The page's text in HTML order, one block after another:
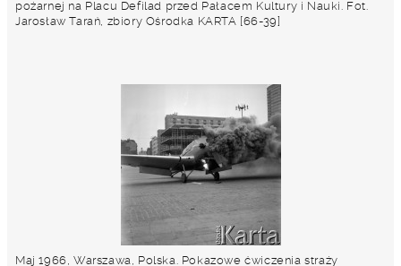
pożarnej na Placu Defilad przed Pałacem Kultury i Nauki. Fot.
Jarosław Tarań, zbiory Ośrodka KARTA [66-39]
Maj 1966, Warszawa, Polska. Pokazowe ćwiczenia straży